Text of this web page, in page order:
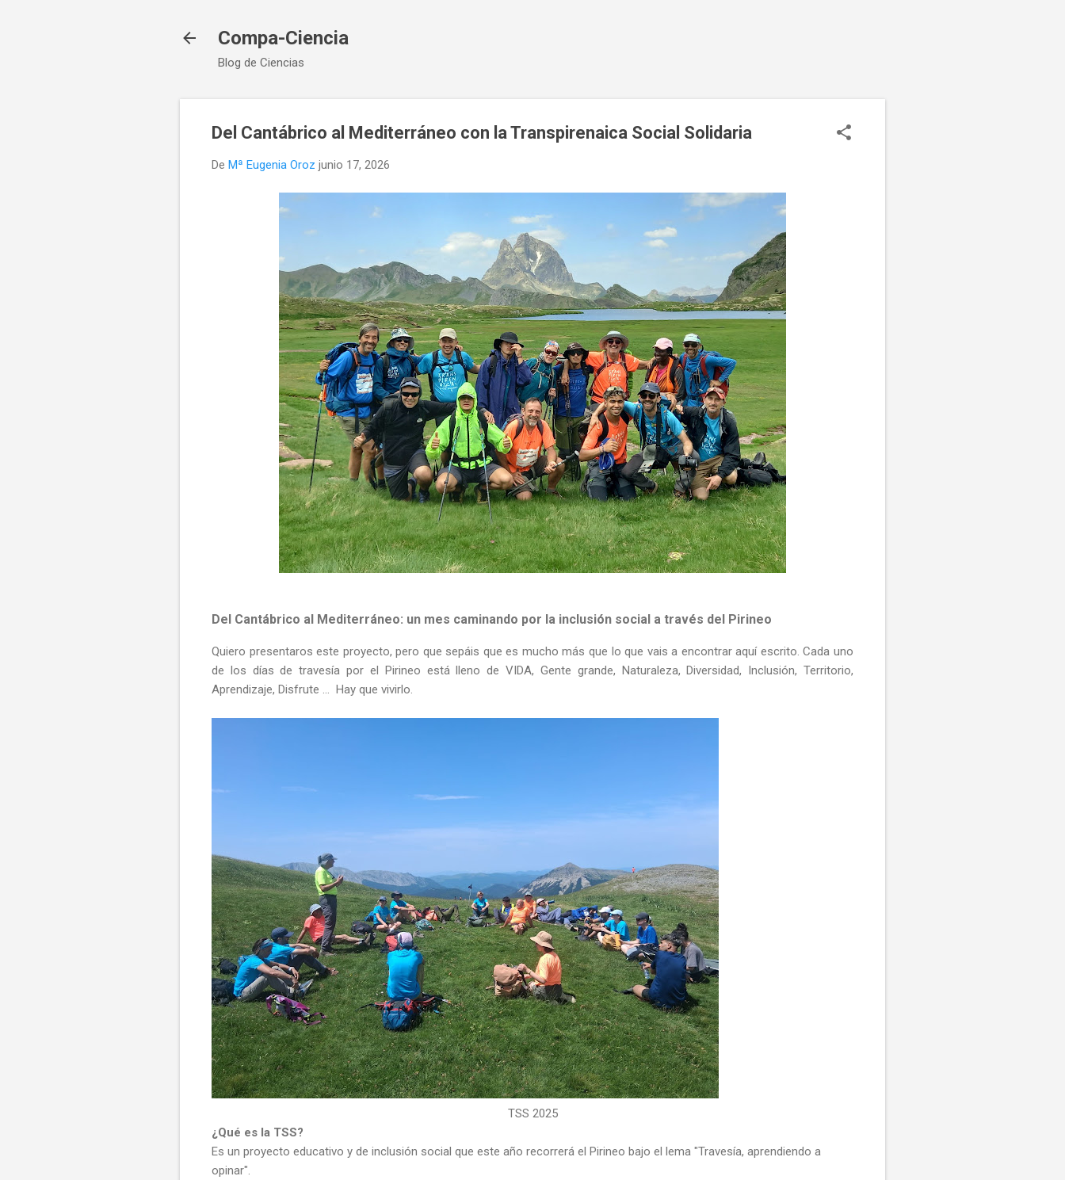
Compa-Ciencia
Blog de Ciencias
Del Cantábrico al Mediterráneo con la Transpirenaica Social Solidaria
De Mª Eugenia Oroz junio 17, 2026
Del Cantábrico al Mediterráneo: un mes caminando por la inclusión social a través del Pirineo
Quiero presentaros este proyecto, pero que sepáis que es mucho más que lo que vais a encontrar aquí escrito. Cada uno
de los días de travesía por el Pirineo está lleno de VIDA, Gente grande, Naturaleza, Diversidad, Inclusión, Territorio,
Aprendizaje, Disfrute ... Hay que vivirlo.
TSS 2025
¿Qué es la TSS?
Es un proyecto educativo y de inclusión social que este año recorrerá el Pirineo bajo el lema "Travesía, aprendiendo a
opinar".